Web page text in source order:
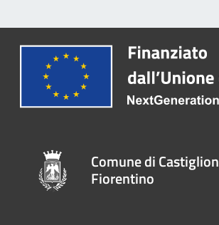
Comune di Castiglion
Fiorentino